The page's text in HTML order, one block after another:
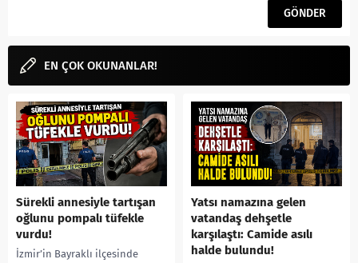
EN ÇOK OKUNANLAR!
Sürekli annesiyle tartışan
oğlunu pompalı tüfekle
vurdu!
İzmir’in Bayraklı ilçesinde
Yatsı namazına gelen
vatandaş dehşetle
karşılaştı: Camide asılı
halde bulundu!